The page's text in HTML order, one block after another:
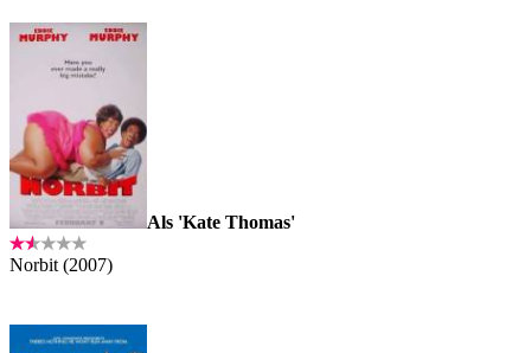
Als 'Kate Thomas'
Norbit (2007)